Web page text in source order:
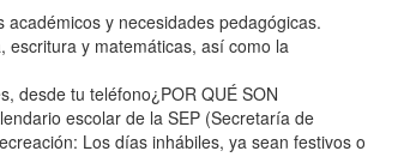
y necesidades pedagógicas.
escritura y matemáticas, así como la
desde tu teléfono¿POR QUÉ SON
escolar de la SEP (Secretaría de
Los días inhábiles, ya sean festivos o